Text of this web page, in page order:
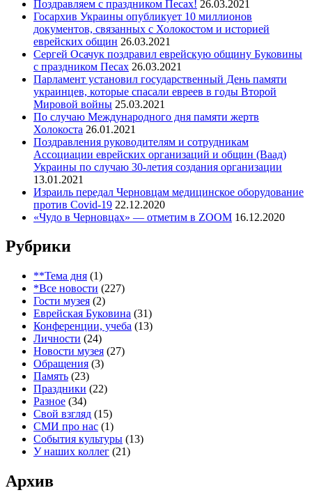
Поздравляем с праздником Песах! 26.03.2021
Госархив Украины опубликует 10 миллионов
документов, связанных с Холокостом и историей
еврейских общин 26.03.2021
Сергей Осачук поздравил еврейскую общину Буковины
с праздником Песах 26.03.2021
Парламент установил государственный День памяти
украинцев, которые спасали евреев в годы Второй
Мировой войны 25.03.2021
По случаю Международного дня памяти жертв
Холокоста 26.01.2021
Поздравления руководителям и сотрудникам
Ассоциации еврейских организаций и общин (Ваад)
Украины по случаю 30-летия создания организации
13.01.2021
Израиль передал Черновцам медицинское оборудование
против Covid-19 22.12.2020
«Чудо в Черновцах» — отметим в ZOOM 16.12.2020
Рубрики
**Тема дня (1)
*Все новости (227)
Гости музея (2)
Еврейская Буковина (31)
Конференции, учеба (13)
Личности (24)
Новости музея (27)
Обращения (3)
Память (23)
Праздники (22)
Разное (34)
Свой взгляд (15)
СМИ про нас (1)
События культуры (13)
У наших коллег (21)
Архив